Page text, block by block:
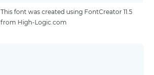
This font was created using FontCreator 11.5
from High-Logic.com